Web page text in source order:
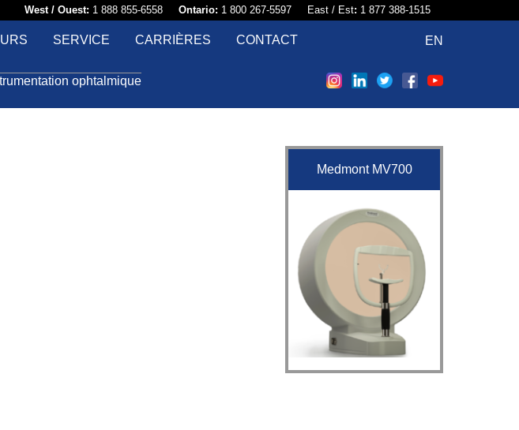
West / Ouest: 1 888 855-6558​ Ontario: 1 800 267-5597 East / Est: 1 877 388-1515
SERVICE CARRIÈRES CONTACT EN
ophtalmique
Medmont MV700